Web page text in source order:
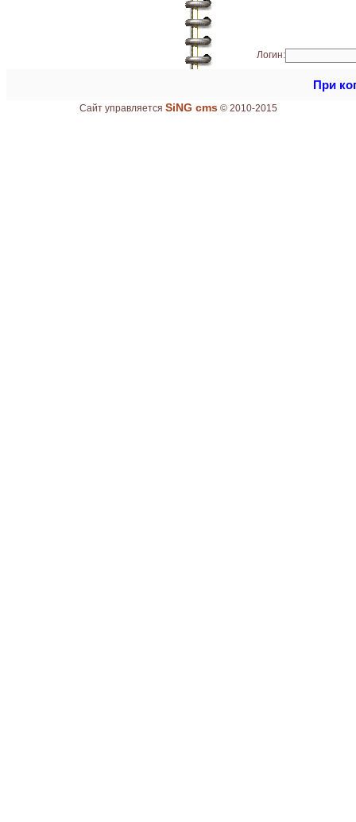
Логин:
При
Сайт управляется SiNG cms© 2010-2015